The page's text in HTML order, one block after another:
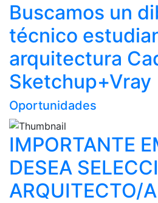
Buscamos un
técnico
arquitectura
Sketchup+Vray
Oportunidades
IMPORTANTE
DESEA
ARQUITECTO/A